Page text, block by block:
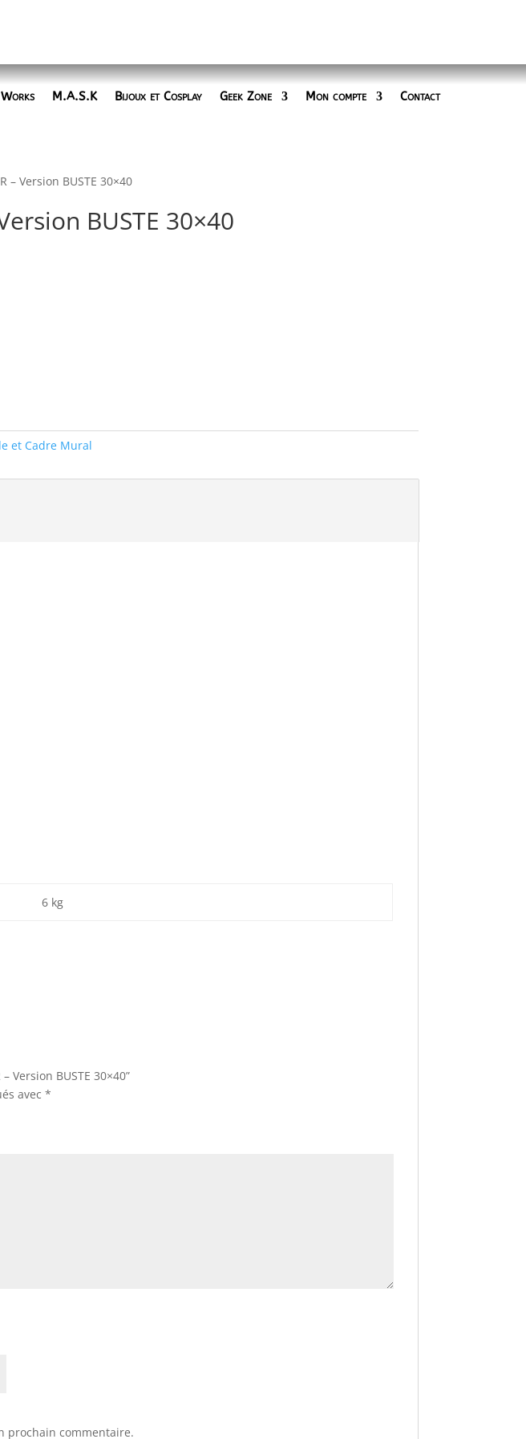
Works M.A.S.K Bijoux et Cosplay Geek Zone Mon compte Contact
– Version BUSTE 30×40
BUSTE 30×40
et Cadre Mural
6 kg
Version BUSTE 30×40”
avec*
prochain commentaire.